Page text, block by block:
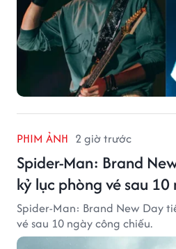
PHIM ẢNH 2 giờ trước
Spider-Man: Brand
kỷ lục phòng vé sau
Spider-Man: Brand New Day
vé sau 10 ngày công chiếu.